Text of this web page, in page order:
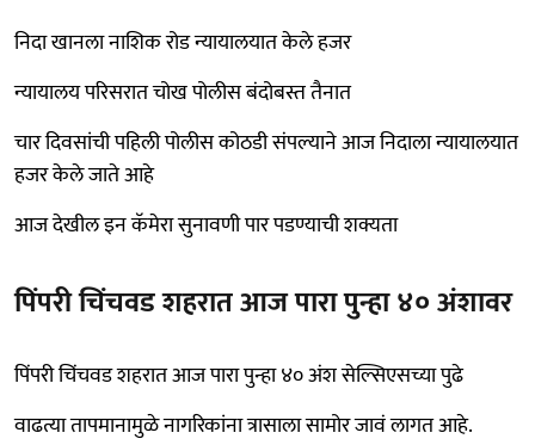
निदा खानला नाशिक रोड न्यायालयात केले हजर
न्यायालय परिसरात चोख पोलीस बंदोबस्त तैनात
चार दिवसांची पहिली पोलीस कोठडी संपल्याने आज निदाला न्यायालयात
हजर केले जाते आहे
आज देखील इन कॅमेरा सुनावणी पार पडण्याची शक्यता
पिंपरी चिंचवड शहरात आज पारा पुन्हा ४० अंशावर
पिंपरी चिंचवड शहरात आज पारा पुन्हा ४० अंश सेल्सिएसच्या पुढे
वाढत्या तापमानामुळे नागरिकांना त्रासाला सामोर जावं लागत आहे.